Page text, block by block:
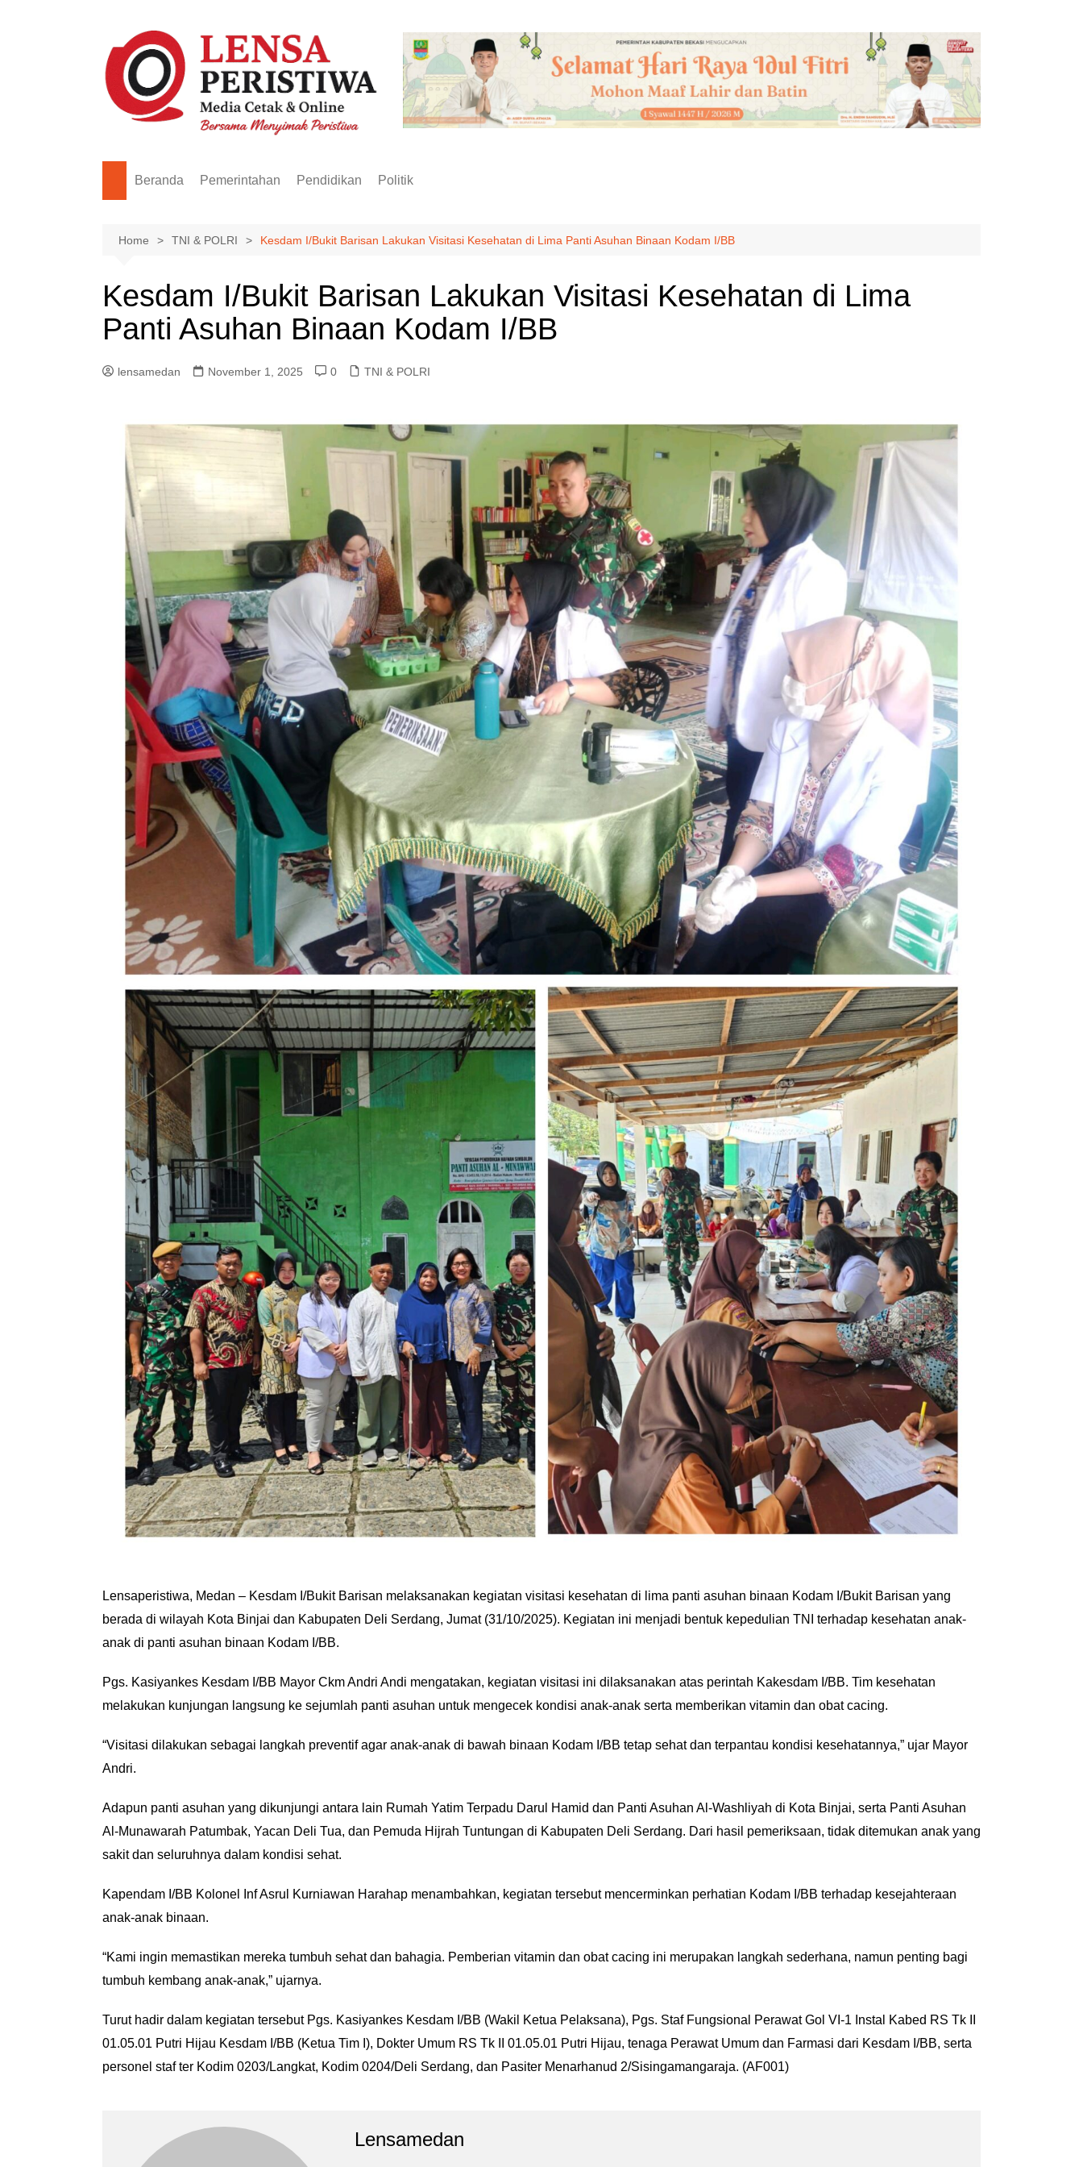
Beranda Pemerintahan Pendidikan Politik
Home TNI & POLRI Kesdam I/Bukit Barisan Lakukan Visitasi Kesehatan di Lima Panti Asuhan Binaan Kodam I/BB
Kesdam I/Bukit Barisan Lakukan Visitasi Kesehatan di Lima
Panti Asuhan Binaan Kodam I/BB
lensamedan November 1, 2025 0 TNI & POLRI
Lensaperistiwa, Medan – Kesdam I/Bukit Barisan melaksanakan kegiatan visitasi kesehatan di lima panti asuhan binaan Kodam I/Bukit Barisan yang
berada di wilayah Kota Binjai dan Kabupaten Deli Serdang, Jumat (31/10/2025). Kegiatan ini menjadi bentuk kepedulian TNI terhadap kesehatan anak-
anak di panti asuhan binaan Kodam I/BB.
Pgs. Kasiyankes Kesdam I/BB Mayor Ckm Andri Andi mengatakan, kegiatan visitasi ini dilaksanakan atas perintah Kakesdam I/BB. Tim kesehatan
melakukan kunjungan langsung ke sejumlah panti asuhan untuk mengecek kondisi anak-anak serta memberikan vitamin dan obat cacing.
“Visitasi dilakukan sebagai langkah preventif agar anak-anak di bawah binaan Kodam I/BB tetap sehat dan terpantau kondisi kesehatannya,” ujar Mayor
Andri.
Adapun panti asuhan yang dikunjungi antara lain Rumah Yatim Terpadu Darul Hamid dan Panti Asuhan Al-Washliyah di Kota Binjai, serta Panti Asuhan
Al-Munawarah Patumbak, Yacan Deli Tua, dan Pemuda Hijrah Tuntungan di Kabupaten Deli Serdang. Dari hasil pemeriksaan, tidak ditemukan anak yang
sakit dan seluruhnya dalam kondisi sehat.
Kapendam I/BB Kolonel Inf Asrul Kurniawan Harahap menambahkan, kegiatan tersebut mencerminkan perhatian Kodam I/BB terhadap kesejahteraan
anak-anak binaan.
“Kami ingin memastikan mereka tumbuh sehat dan bahagia. Pemberian vitamin dan obat cacing ini merupakan langkah sederhana, namun penting bagi
tumbuh kembang anak-anak,” ujarnya.
Turut hadir dalam kegiatan tersebut Pgs. Kasiyankes Kesdam I/BB (Wakil Ketua Pelaksana), Pgs. Staf Fungsional Perawat Gol VI-1 Instal Kabed RS Tk II
01.05.01 Putri Hijau Kesdam I/BB (Ketua Tim I), Dokter Umum RS Tk II 01.05.01 Putri Hijau, tenaga Perawat Umum dan Farmasi dari Kesdam I/BB, serta
personel staf ter Kodim 0203/Langkat, Kodim 0204/Deli Serdang, dan Pasiter Menarhanud 2/Sisingamangaraja. (AF001)
Lensamedan